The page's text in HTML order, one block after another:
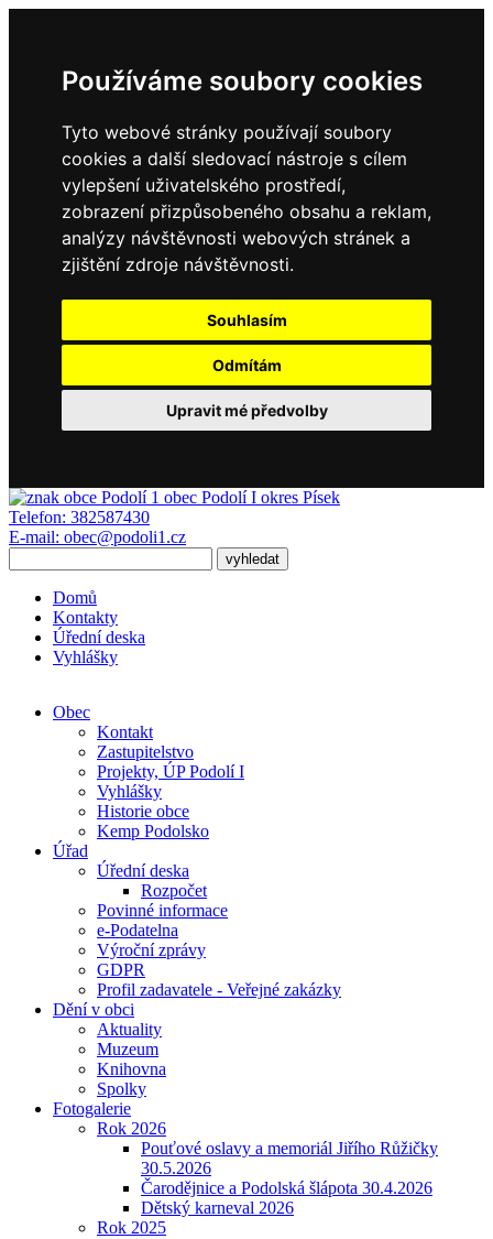
Používáme soubory cookies
Tyto webové stránky používají soubory
cookies a další sledovací nástroje s cílem
vylepšení uživatelského prostředí,
zobrazení přizpůsobeného obsahu a reklam,
analýzy návštěvnosti webových stránek a
zjištění zdroje návštěvnosti.
Souhlasím
Odmítám
Upravit mé předvolby
obec Podolí I okres Písek
Telefon: 382587430
E-mail: obec@podoli1.cz
Domů
Kontakty
Úřední deska
Vyhlášky
Obec
Kontakt
Zastupitelstvo
Projekty, ÚP Podolí I
Vyhlášky
Historie obce
Kemp Podolsko
Úřad
Úřední deska
Rozpočet
Povinné informace
e-Podatelna
Výroční zprávy
GDPR
Profil zadavatele - Veřejné zakázky
Dění v obci
Aktuality
Muzeum
Knihovna
Spolky
Fotogalerie
Rok 2026
Pouťové oslavy a memoriál Jiřího Růžičky
30.5.2026
Čarodějnice a Podolská šlápota 30.4.2026
Dětský karneval 2026
Rok 2025